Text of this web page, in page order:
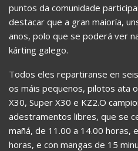
puntos da comunidade
destacar que a gran maioría,
anos, polo que se poderá ver
kárting galego.
Todos eles repartiranse en
os máis pequenos, pilotos ata
X30, Super X30 e KZ2.O
adestramentos libres, que se
mañá, de 11.00 a 14.00 horas,
horas, e con mangas de 15